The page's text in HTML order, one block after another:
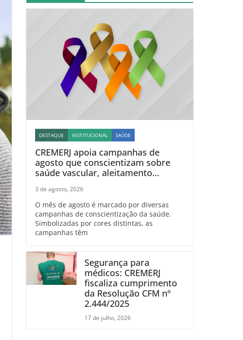
DESTAQUE INSTITUCIONAL SAÚDE
CREMERJ apoia campanhas de
agosto que conscientizam sobre
saúde vascular, aleitamento
linfoma
3 de agosto, 2026
O mês de agosto é marcado por diversas
campanhas de conscientização da saúde.
Simbolizadas por cores distintas, as
campanhas têm
Segurança para
médicos: CREMERJ
fiscaliza cumprimento
da Resolução CFM nº
2.444/2025
17 de julho, 2026